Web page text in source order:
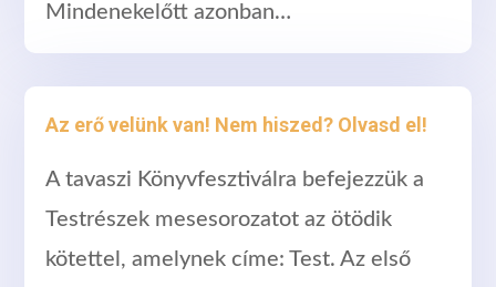
Mindenekelőtt azonban…
Az erő velünk van! Nem hiszed? Olvasd el!
A tavaszi Könyvfesztiválra befejezzük a
Testrészek mesesorozatot az ötödik
kötettel, amelynek címe: Test. Az első